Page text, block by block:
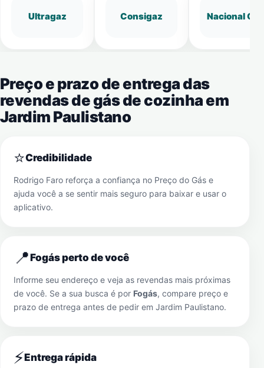
Ultragaz Consigaz Nacional Gás
Preço e prazo de entrega das
revendas de gás de cozinha em
Jardim Paulistano
⭐Credibilidade
Rodrigo Faro reforça a confiança no Preço do Gás e
ajuda você a se sentir mais seguro para baixar e usar o
aplicativo.
📍Fogás perto de você
Informe seu endereço e veja as revendas mais próximas
de você. Se a sua busca é por Fogás, compare preço e
prazo de entrega antes de pedir em Jardim Paulistano.
⚡Entrega rápida